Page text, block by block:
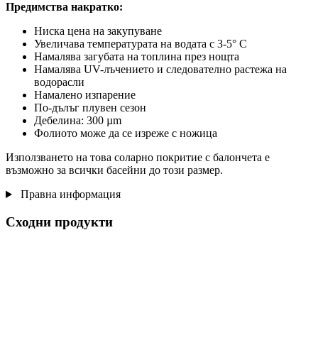
Предимства накратко:
Ниска цена на закупуване
Увеличава температурата на водата с 3-5° C
Намалява загубата на топлина през нощта
Намалява UV-лъчението и следователно растежа на
водорасли
Намалено изпарение
По-дълъг плувен сезон
Дебелина: 300 µm
Фолиото може да се изреже с ножица
Използването на това соларно покритие с балончета е
възможно за всички басейни до този размер.
Правна информация
Сходни продукти